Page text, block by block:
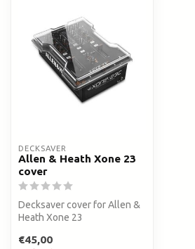
DECKSAVER
Allen & Heath Xone 23
cover
Decksaver cover for Allen &
Heath Xone 23
€45,00